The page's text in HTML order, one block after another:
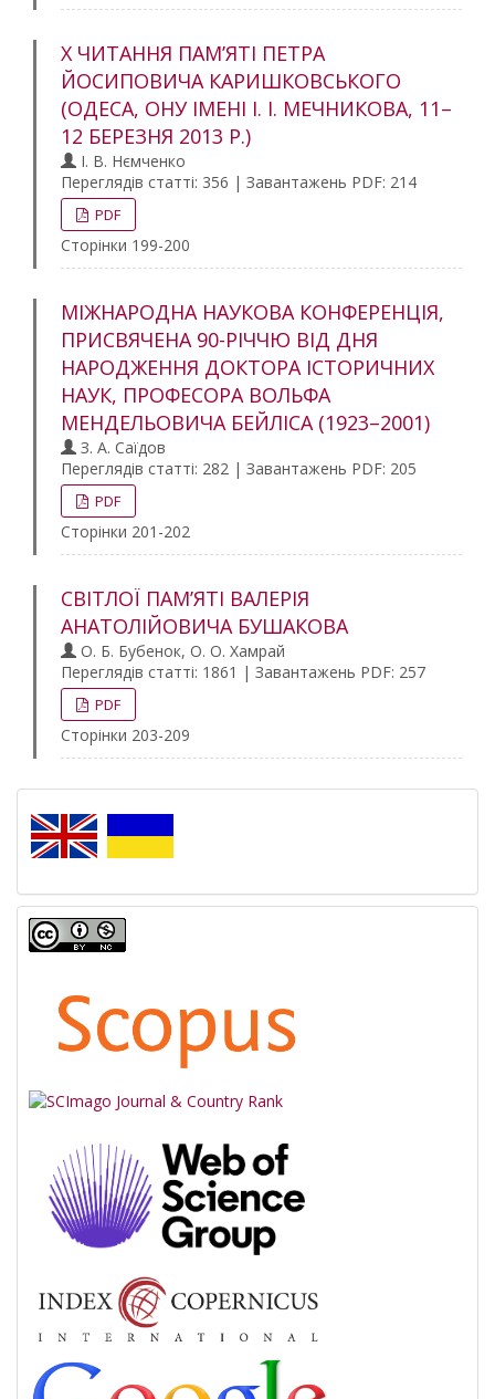
Х ЧИТАННЯ ПАМ’ЯТІ ПЕТРА
ЙОСИПОВИЧА КАРИШКОВСЬКОГО
(ОДЕСА, ОНУ ІМЕНІ І. І. МЕЧНИКОВА, 11–
12 БЕРЕЗНЯ 2013 Р.)
І. В. Нємченко
Переглядів статті: 356 | Завантажень PDF: 214
PDF
Сторінки 199-200
МІЖНАРОДНА НАУКОВА КОНФЕРЕНЦІЯ,
ПРИСВЯЧЕНА 90-РІЧЧЮ ВІД ДНЯ
НАРОДЖЕННЯ ДОКТОРА ІСТОРИЧНИХ
НАУК, ПРОФЕСОРА ВОЛЬФА
МЕНДЕЛЬОВИЧА БЕЙЛІСА (1923–2001)
З. А. Саїдов
Переглядів статті: 282 | Завантажень PDF: 205
PDF
Сторінки 201-202
СВІТЛОЇ ПАМ’ЯТІ ВАЛЕРІЯ
АНАТОЛІЙОВИЧА БУШАКОВА
О. Б. Бубенок, О. О. Хамрай
Переглядів статті: 1861 | Завантажень PDF: 257
PDF
Сторінки 203-209